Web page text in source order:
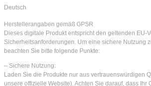
Deutsch
Herstellerangaben gemäß GPSR
Dieses digitale Produkt entspricht den geltenden EU-
Sicherheitsanforderungen. Um eine sichere Nutzung
beachten Sie bitte folgende Punkte:
– Sichere Nutzung:
Laden Sie die Produkte nur aus vertrauenswürdigen
unsere offizielle Website). Achten Sie darauf, dass Ihr